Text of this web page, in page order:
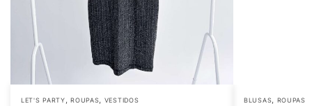
LET'S PARTY ,ROUPAS VESTIDOS BLUSAS ROUPAS